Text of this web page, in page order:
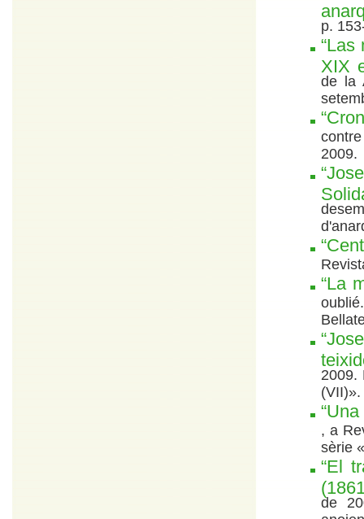
p.
“Las
XIX
de la
2009.
“La
2009.
(VII)».
, a
sèrie
“El
de